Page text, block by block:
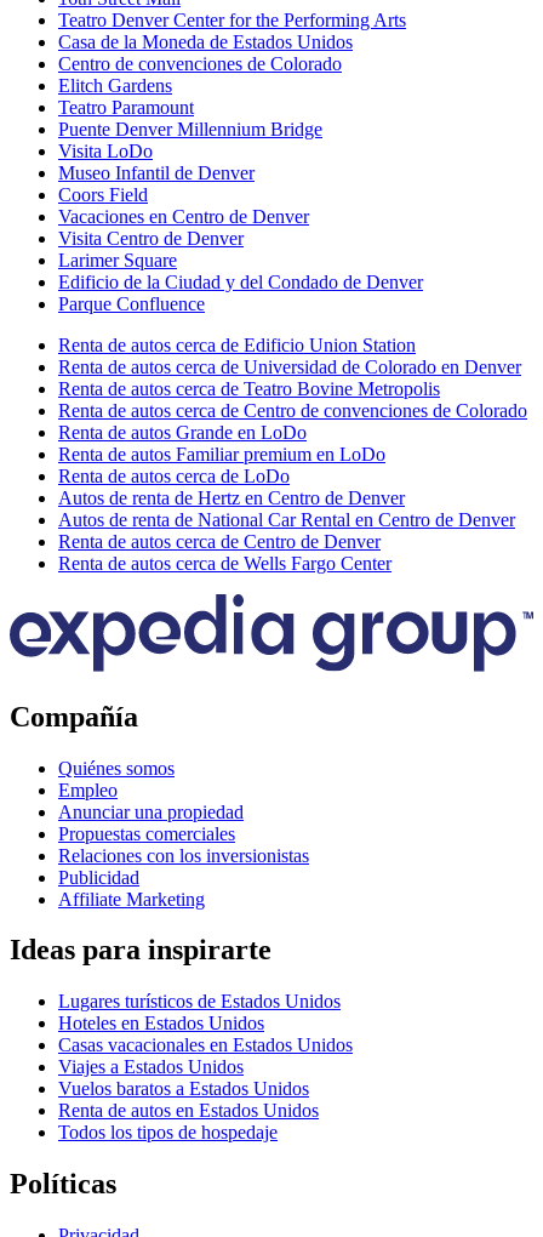
Teatro Denver Center for the Performing Arts
Casa de la Moneda de Estados Unidos
Centro de convenciones de Colorado
Elitch Gardens
Teatro Paramount
Puente Denver Millennium Bridge
Visita LoDo
Museo Infantil de Denver
Coors Field
Vacaciones en Centro de Denver
Visita Centro de Denver
Larimer Square
Edificio de la Ciudad y del Condado de Denver
Parque Confluence
Renta de autos cerca de Edificio Union Station
Renta de autos cerca de Universidad de Colorado en Denver
Renta de autos cerca de Teatro Bovine Metropolis
Renta de autos cerca de Centro de convenciones de Colorado
Renta de autos Grande en LoDo
Renta de autos Familiar premium en LoDo
Renta de autos cerca de LoDo
Autos de renta de Hertz en Centro de Denver
Autos de renta de National Car Rental en Centro de Denver
Renta de autos cerca de Centro de Denver
Renta de autos cerca de Wells Fargo Center
Compañía
Quiénes somos
Empleo
Anunciar una propiedad
Propuestas comerciales
Relaciones con los inversionistas
Publicidad
Affiliate Marketing
Ideas para inspirarte
Lugares turísticos de Estados Unidos
Hoteles en Estados Unidos
Casas vacacionales en Estados Unidos
Viajes a Estados Unidos
Vuelos baratos a Estados Unidos
Renta de autos en Estados Unidos
Todos los tipos de hospedaje
Políticas